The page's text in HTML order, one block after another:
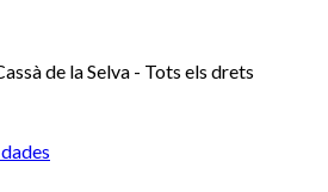
de la Selva - Tots els drets